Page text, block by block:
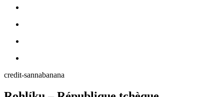
credit-sannabanana